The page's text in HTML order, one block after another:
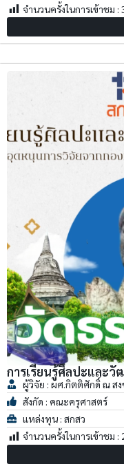
จำนวนครั้งในการเข้าชม :
การเรียนรู้ศิลปะและวั
ผู้วิจัย : ผศ.กิตติศักดิ์ ณ สง
สังกัด : คณะครุศาสตร์
แหล่งทุน : สกสว
จำนวนครั้งในการเข้าชม :